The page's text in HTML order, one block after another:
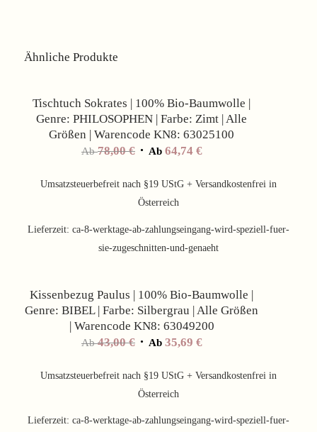
Ähnliche Produkte
Tischtuch Sokrates | 100% Bio-Baumwolle |
Genre: PHILOSOPHEN | Farbe: Zimt | Alle
Größen | Warencode KN8: 63025100
Ab78,00€ Ab 64,74 €
Umsatzsteuerbefreit nach §19 UStG + Versandkostenfrei in
Österreich
Lieferzeit: ca-8-werktage-ab-zahlungseingang-wird-speziell-fuer-
sie-zugeschnitten-und-genaeht
Kissenbezug Paulus | 100% Bio-Baumwolle |
Genre: BIBEL | Farbe: Silbergrau | Alle Größen
| Warencode KN8: 63049200
Ab43,00€ Ab 35,69 €
Umsatzsteuerbefreit nach §19 UStG + Versandkostenfrei in
Österreich
Lieferzeit: ca-8-werktage-ab-zahlungseingang-wird-speziell-fuer-